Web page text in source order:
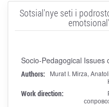
Sotsial'nye seti i
Socio-Pedagogical Issues
Authors:
Murat I. Mirza,
Work direction: